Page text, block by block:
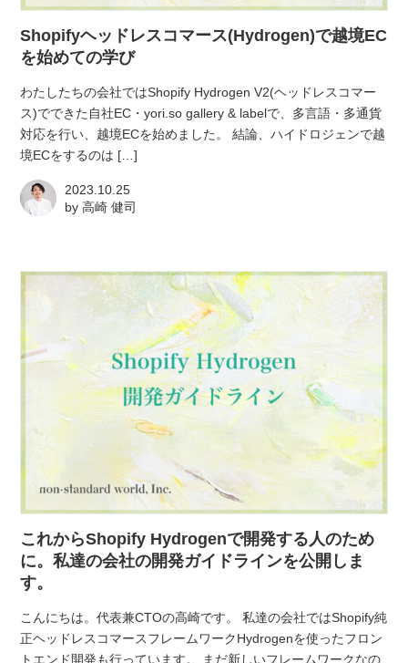
contact
english
Shopifyヘッドレスコマース(Hydrogen)で越境EC
を始めての学び
わたしたちの会社ではShopify Hydrogen V2(ヘッドレスコマー
ス)でできた自社EC・yori.so gallery & labelで、多言語・多通貨
対応を行い、越境ECを始めました。 結論、ハイドロジェンで越
境ECをするのは […]
2023.10.25
by高崎 健司
これからShopify Hydrogenで開発する人のため
に。私達の会社の開発ガイドラインを公開しま
す。
こんにちは。代表兼CTOの高崎です。 私達の会社ではShopify純
正ヘッドレスコマースフレームワークHydrogenを使ったフロン
トエンド開発も行っています。 まだ新しいフレームワークなの